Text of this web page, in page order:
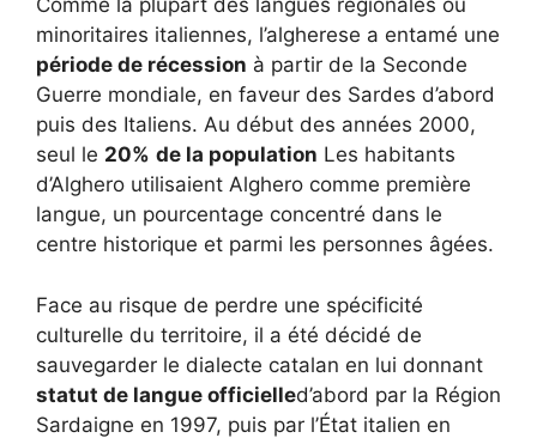
Comme la plupart des langues régionales ou
minoritaires italiennes, l’algherese a entamé une
période de récession à partir de la Seconde
Guerre mondiale, en faveur des Sardes d’abord
puis des Italiens. Au début des années 2000,
seul le 20% de la population Les habitants
d’Alghero utilisaient Alghero comme première
langue, un pourcentage concentré dans le
centre historique et parmi les personnes âgées.
Face au risque de perdre une spécificité
culturelle du territoire, il a été décidé de
sauvegarder le dialecte catalan en lui donnant
statut de langue officielled’abord par la Région
Sardaigne en 1997, puis par l’État italien en